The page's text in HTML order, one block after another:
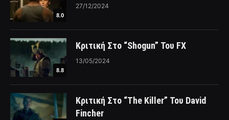
8.0
27/12/2024
8.8
Κριτική Στο “Shogun” Του FX
13/05/2024
Κριτική Στο “The Killer” Του David
Fincher